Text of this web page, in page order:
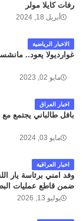
رفات كايلا مولر
أبريل 18, 2024
الاخبار الرياضية
غوارديولا يعود..
مايو 02, 2023
اخبار العراق
بافل طالباني يجتمع
مايو 03, 2024
اخبار العراقية
وفد امني برئاسة يار
ضمن قاطع عمليات
يوليو 13, 2026